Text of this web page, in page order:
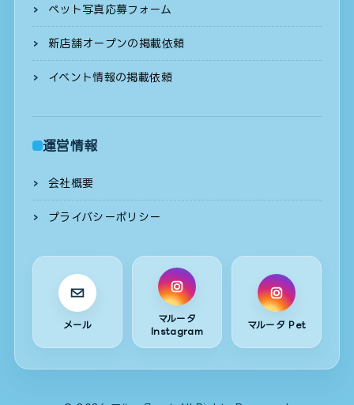
ペット写真応募フォーム
新店舗オープンの掲載依頼
イベント情報の掲載依頼
運営情報
会社概要
プライバシーポリシー
メール
マルータ
Instagram
マルータ Pet